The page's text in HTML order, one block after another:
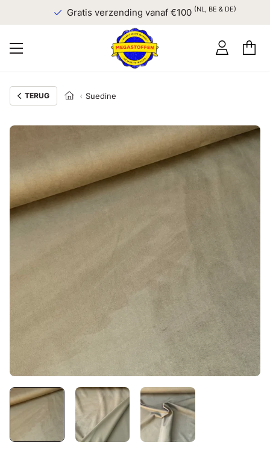
Gratis verzending vanaf €100 (NL, BE & DE)
TERUG Suedine